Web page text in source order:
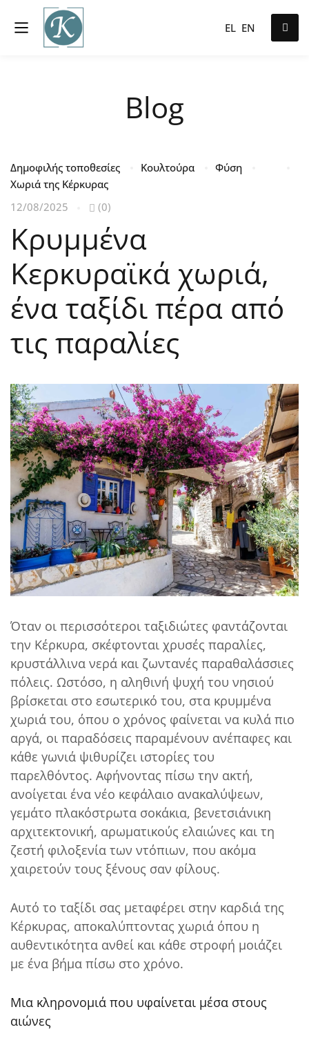
EL EN
Blog
Δημοφιλής τοποθεσίες Κουλτούρα
Φύση
Χωριά της Κέρκυρας
12/08/2025
(0)
Κρυμμένα
Κερκυραϊκά χωριά,
ένα ταξίδι πέρα από
τις παραλίες
Όταν οι περισσότεροι ταξιδιώτες φαντάζονται
την Κέρκυρα, σκέφτονται χρυσές παραλίες,
κρυστάλλινα νερά και ζωντανές παραθαλάσσιες
πόλεις. Ωστόσο, η αληθινή ψυχή του νησιού
βρίσκεται στο εσωτερικό του, στα κρυμμένα
χωριά του, όπου ο χρόνος φαίνεται να κυλά πιο
αργά, οι παραδόσεις παραμένουν ανέπαφες και
κάθε γωνιά ψιθυρίζει ιστορίες του
παρελθόντος. Αφήνοντας πίσω την ακτή,
ανοίγεται ένα νέο κεφάλαιο ανακαλύψεων,
γεμάτο πλακόστρωτα σοκάκια, βενετσιάνικη
αρχιτεκτονική, αρωματικούς ελαιώνες και τη
ζεστή φιλοξενία των ντόπιων, που ακόμα
χαιρετούν τους ξένους σαν φίλους.
Αυτό το ταξίδι σας μεταφέρει στην καρδιά της
Κέρκυρας, αποκαλύπτοντας χωριά όπου η
αυθεντικότητα ανθεί και κάθε στροφή μοιάζει
με ένα βήμα πίσω στο χρόνο.
Μια κληρονομιά που υφαίνεται μέσα στους
αιώνες